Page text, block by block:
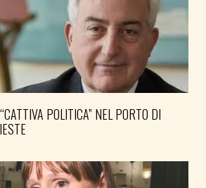
POLITICA” NEL PORTO DI